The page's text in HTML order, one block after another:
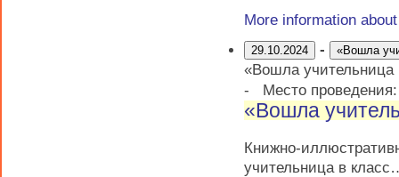
More information
29.10.2024 - «Вошла
«Вошла
-
Место
«Вошла
Книжно-
учительница в